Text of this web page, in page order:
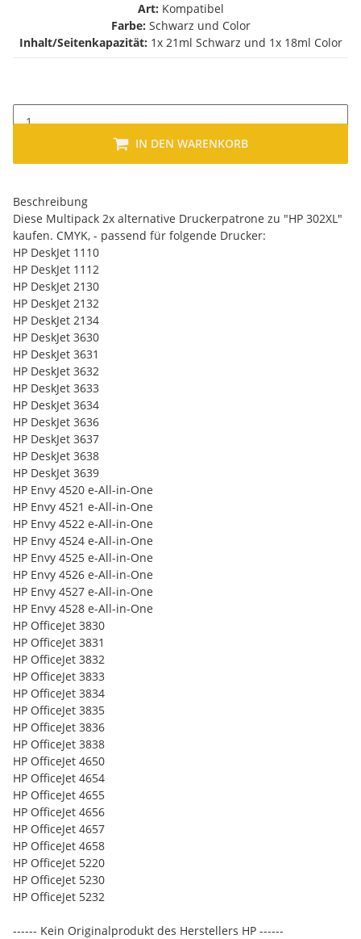
Art: Kompatibel
Farbe: Schwarz und Color
Inhalt/Seitenkapazität: 1x 21ml Schwarz und 1x 18ml Color
IN DEN WARENKORB
Beschreibung
Diese Multipack 2x alternative Druckerpatrone zu "HP 302XL"
kaufen. CMYK, - passend für folgende Drucker:
HP DeskJet 1110
HP DeskJet 1112
HP DeskJet 2130
HP DeskJet 2132
HP DeskJet 2134
HP DeskJet 3630
HP DeskJet 3631
HP DeskJet 3632
HP DeskJet 3633
HP DeskJet 3634
HP DeskJet 3636
HP DeskJet 3637
HP DeskJet 3638
HP DeskJet 3639
HP Envy 4520 e-All-in-One
HP Envy 4521 e-All-in-One
HP Envy 4522 e-All-in-One
HP Envy 4524 e-All-in-One
HP Envy 4525 e-All-in-One
HP Envy 4526 e-All-in-One
HP Envy 4527 e-All-in-One
HP Envy 4528 e-All-in-One
HP OfficeJet 3830
HP OfficeJet 3831
HP OfficeJet 3832
HP OfficeJet 3833
HP OfficeJet 3834
HP OfficeJet 3835
HP OfficeJet 3836
HP OfficeJet 3838
HP OfficeJet 4650
HP OfficeJet 4654
HP OfficeJet 4655
HP OfficeJet 4656
HP OfficeJet 4657
HP OfficeJet 4658
HP OfficeJet 5220
HP OfficeJet 5230
HP OfficeJet 5232
------ Kein Originalprodukt des Herstellers HP ------